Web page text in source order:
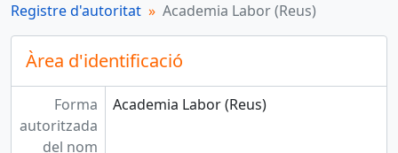
Registre d'autoritat Academia Labor (Reus)
Àrea d'identificació
Forma
autoritzada
del nom
Academia Labor (Reus)